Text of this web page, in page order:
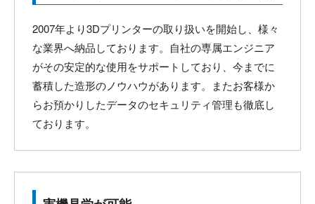
2007年より3Dプリンターの取り扱いを開始し、様々
な業界へ納品しております。自社の専属エンジニア
がその安定的な使用をサポートしており、今までに
蓄積した造形のノウハウがあります。またお客様か
らお預かりしたデータのセキュリティ管理も徹底し
ております。